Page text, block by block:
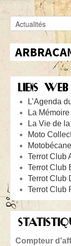
LIENS WEB
L’Agenda
La
La Vie de
Moto
Terrot Club
Terrot Club
Terrot Club
Terrot Club
Compteur